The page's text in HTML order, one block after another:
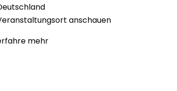
anschauen
mehr